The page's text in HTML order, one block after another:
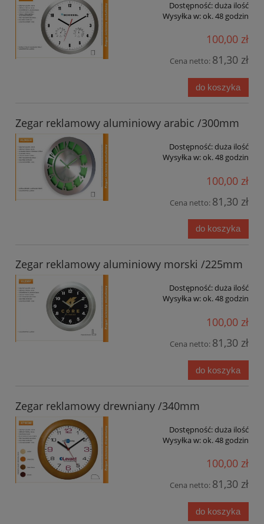
Dostępność:duża ilość
Wysyłka w:ok. 48 godzin
100,00 zł
Cena netto: 81,30 zł
do koszyka
Zegar reklamowy aluminiowy arabic /300mm
Dostępność:duża ilość
Wysyłka w:ok. 48 godzin
100,00 zł
Cena netto: 81,30 zł
do koszyka
Zegar reklamowy aluminiowy morski /225mm
Dostępność:duża ilość
Wysyłka w:ok. 48 godzin
100,00 zł
Cena netto: 81,30 zł
do koszyka
Zegar reklamowy drewniany /340mm
Dostępność:duża ilość
Wysyłka w:ok. 48 godzin
100,00 zł
Cena netto: 81,30 zł
do koszyka